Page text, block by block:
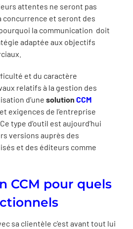
attentes ne seront pas
et seront des
la communication doit
adaptée aux objectifs
et du caractère
relatifs à la gestion des
d’une solution CCM
exigences de l’entreprise
type d’outil est aujourd’hui
versions auprès des
et des éditeurs comme
CCM pour quels
sa clientèle c’est avant tout lui